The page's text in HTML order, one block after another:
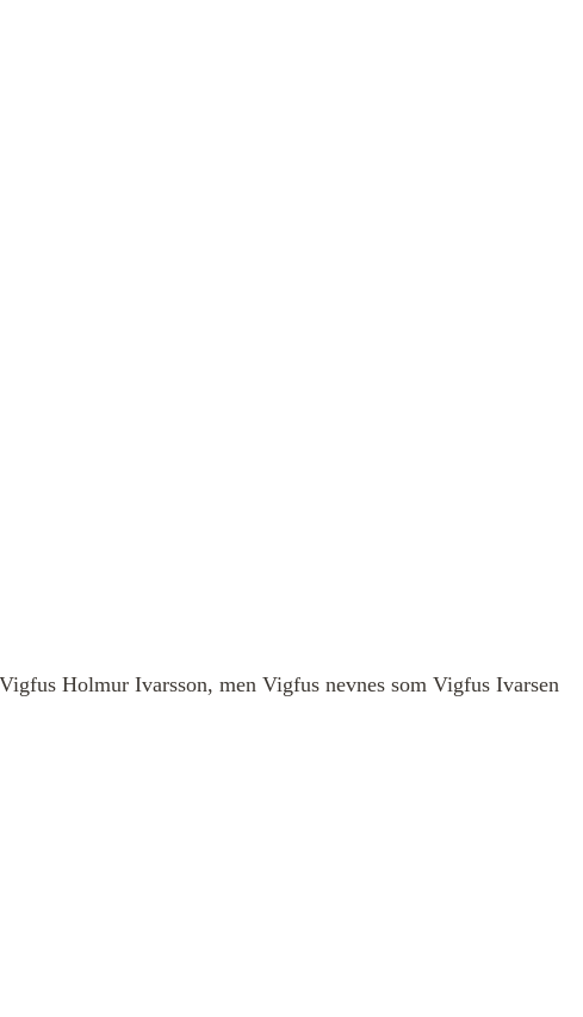
Holmur Ivarsson, men Vigfus nevnes som Vigfus Ivarsen